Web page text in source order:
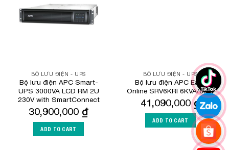
BỘ LƯU ĐIỆN - UPS
Bộ lưu điện APC Smart-
UPS 3000VA LCD RM 2U
230V with SmartConnect
30,900,000 ₫
ADD TO CART
BỘ LƯU ĐIỆN - UPS
Bộ lưu điện APC Easy
Online SRV6KRI 6KVA/6KW
41,090,000₫
ADD TO CART